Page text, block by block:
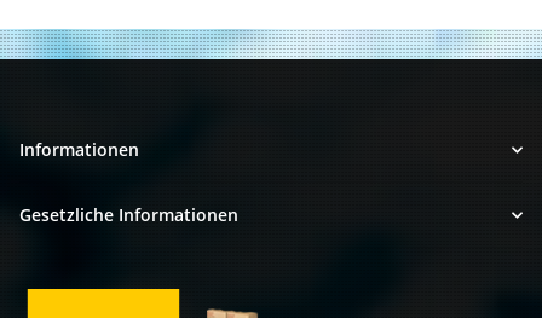
Informationen
Gesetzliche Informationen